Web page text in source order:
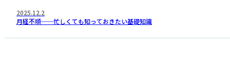
2025.12.2
月経不順──忙しくても知っておきたい基礎知識